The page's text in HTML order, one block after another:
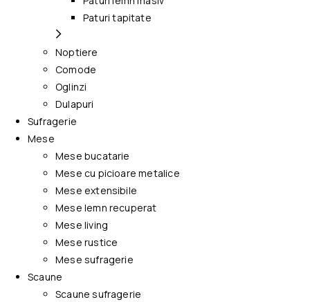
Paturi tapitate
Noptiere
Comode
Oglinzi
Dulapuri
Sufragerie
Mese
Mese bucatarie
Mese cu picioare metalice
Mese extensibile
Mese lemn recuperat
Mese living
Mese rustice
Mese sufragerie
Scaune
Scaune sufragerie